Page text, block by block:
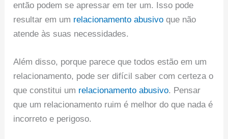
então podem se apressar em ter um. Isso pode
resultar em um relacionamento abusivo que não
atende às suas necessidades.
Além disso, porque parece que todos estão em um
relacionamento, pode ser difícil saber com certeza o
que constitui um relacionamento abusivo. Pensar
que um relacionamento ruim é melhor do que nada é
incorreto e perigoso.